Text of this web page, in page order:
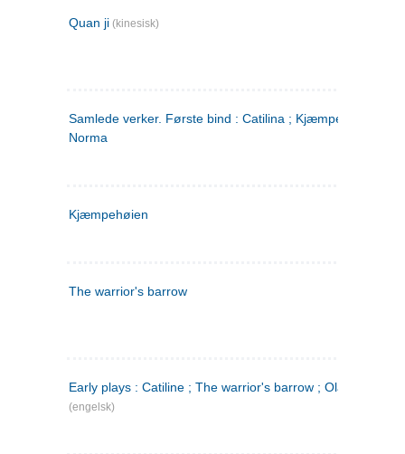
Quan ji (kinesisk)
Samlede verker. Første bind : Catilina ; Kjæmpehøien ;
Norma
Kjæmpehøien
The warrior's barrow
Early plays : Catiline ; The warrior's barrow ; Olaf Liljekrans
(engelsk)